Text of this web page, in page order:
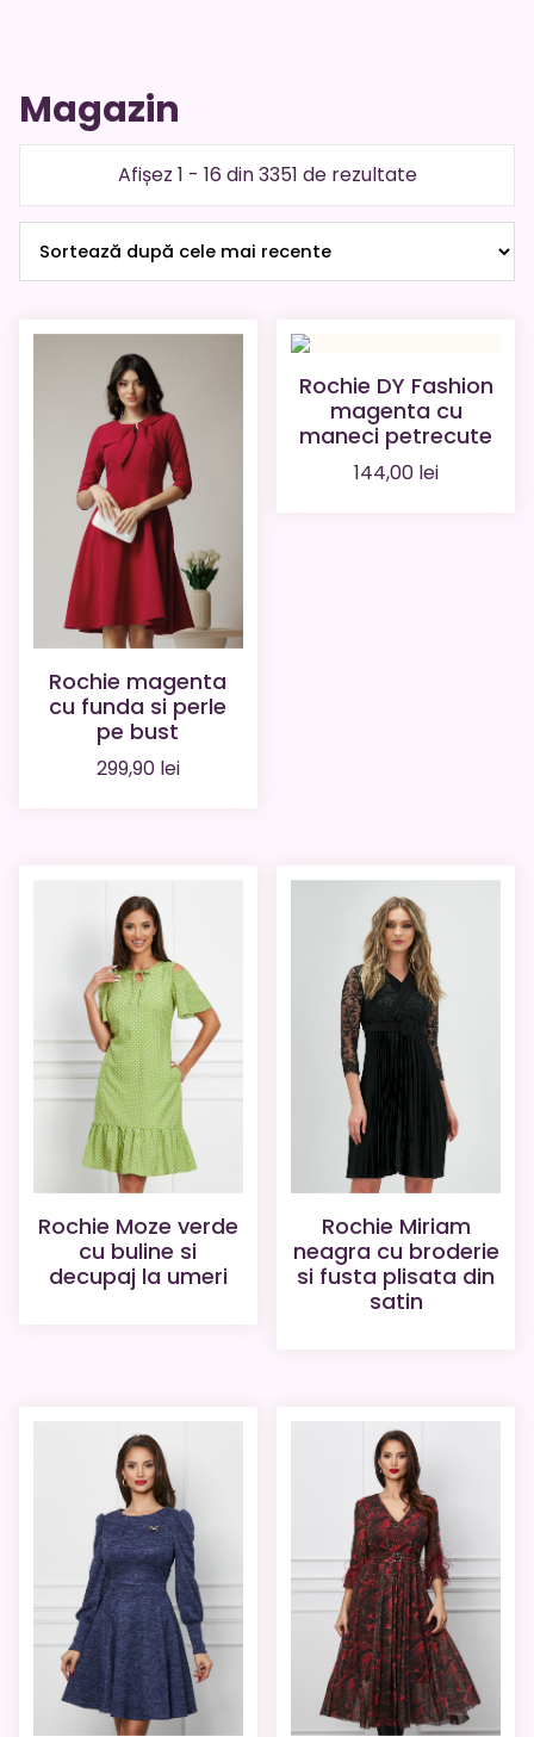
Magazin
Afișez 1 - 16 din 3351 de rezultateSortat
cele
recente
Rochie magenta
cu funda si perle
pe bust
299,90 lei
Rochie DY Fashion
magenta cu
maneci petrecute
144,00 lei
Rochie Moze verde
cu buline si
decupaj la umeri
Rochie Miriam
neagra cu broderie
si fusta plisata din
satin